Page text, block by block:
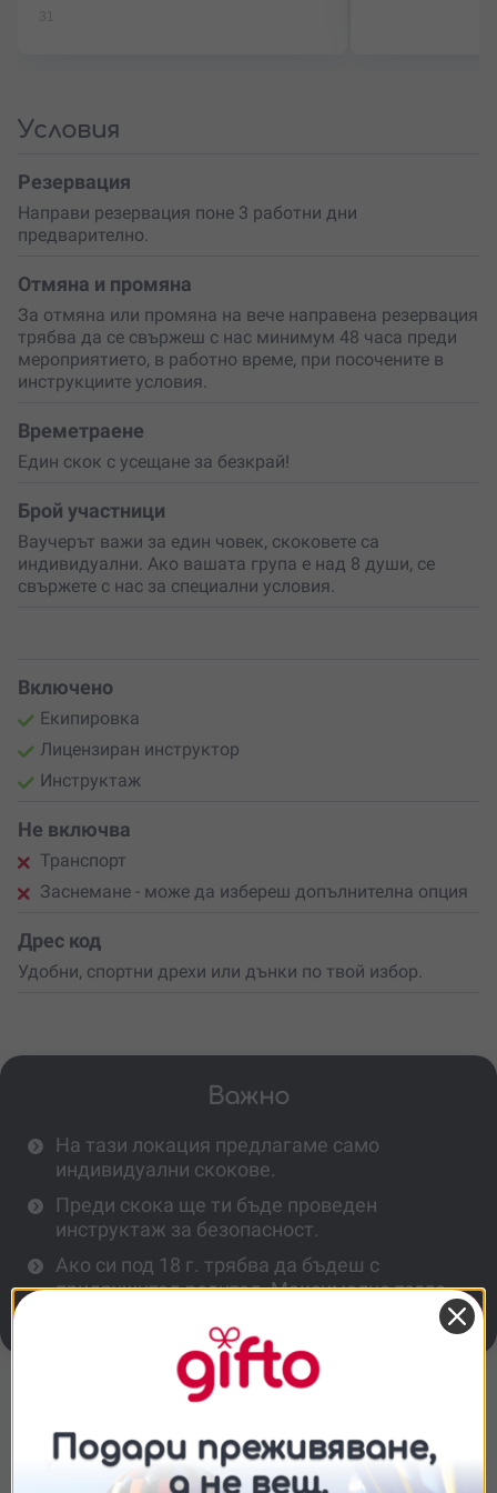
Условия
Резервация
Направи резервация поне 3 работни дни
предварително.
Отмяна и промяна
За отмяна или промяна на вече направена резервация
трябва да се свържеш с нас минимум 48 часа преди
мероприятието, в работно време, при посочените в
инструкциите условия.
Времетраене
Един скок с усещане за безкрай!
Брой участници
Ваучерът важи за един човек, скоковете са
индивидуални. Ако вашата група е над 8 души, се
свържете с нас за специални условия.
Включено
Екипировка
Лицензиран инструктор
Инструктаж
Не включва
Транспорт
Заснемане - може да избереш допълнителна опция
Дрес код
Удобни, спортни дрехи или дънки по твой избор.
Важно
На тази локация предлагаме само
индивидуални скокове.
Преди скока ще ти бъде проведен
инструктаж за безопасност.
Ако си под 18 г. трябва да бъдеш с
придружител-родител. Максимално тегло -
Повече информация
Ограничения
Съгласие Подробности Относно